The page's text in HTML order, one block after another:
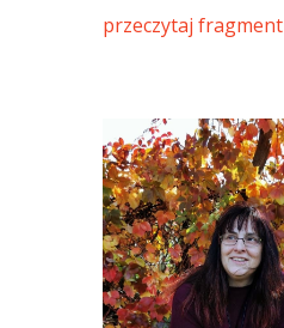
przeczytaj fragment